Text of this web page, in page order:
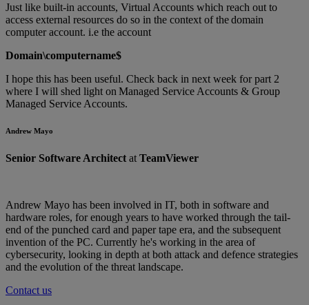
Just like built-in accounts, Virtual Accounts which reach out to
access external resources do so in the context of the domain
computer account. i.e the account
Domain\computername$
I hope this has been useful. Check back in next week for part 2
where I will shed light on Managed Service Accounts & Group
Managed Service Accounts.
Andrew Mayo
Senior Software Architect atTeamViewer
Andrew Mayo has been involved in IT, both in software and
hardware roles, for enough years to have worked through the tail-
end of the punched card and paper tape era, and the subsequent
invention of the PC. Currently he's working in the area of
cybersecurity, looking in depth at both attack and defence strategies
and the evolution of the threat landscape.
Contact us